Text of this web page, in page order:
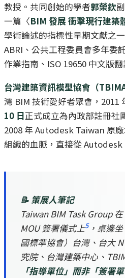
教授。共同創始的學者郭榮欽
一篇〈BIM 發展 衝擊現行建築
學術論述的指標性早期文獻之
ABRI、公共工程委員會多年委
作業指南、ISO 19650 中文版翻
台灣建築資訊模型協會（TBIMA
灣 BIM 技術愛好者聚會，2011
10 日正式成立為內政部註冊社
2008 年 Autodesk Taiwan 原
組織的血脈，直接從 Autodesk
📝 策展人筆記
Taiwan BIM Task Group
MOU 簽署儀式上5，桌邊
國標準協會）台灣、台大
究院、台灣建築中心、
「指導單位」而非「簽署單